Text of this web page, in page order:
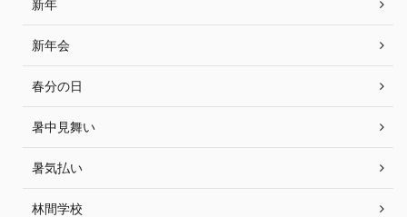
新年
新年会
春分の日
暑中見舞い
暑気払い
林間学校